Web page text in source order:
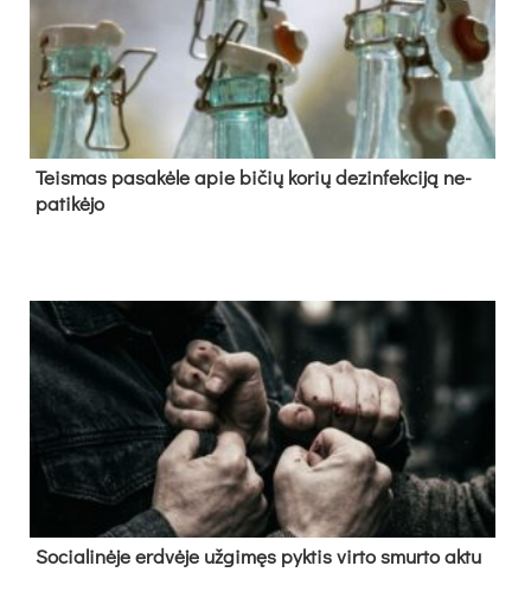
Teis­mas pa­sa­kė­le apie bi­čių ko­rių de­zin­fek­ci­ją ne­
pa­ti­kė­jo
So­cia­li­nė­je erd­vė­je už­gi­męs pyk­tis vir­to smur­to ak­tu